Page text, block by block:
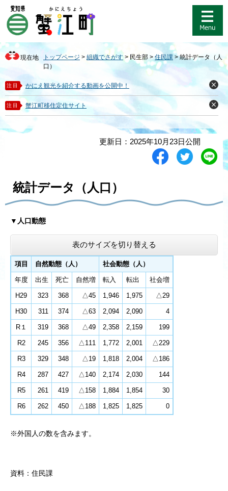
ジ
先
頭
で
す
。
ュ
を
飛
ば
し
て
本
文
現在地 トップページ > 組織でさがす > 民生部 >住民課 >統計データ（人
口）
注目 かにえ観光を紹介する動画を公開中！
閉
じ
る
注目 蟹江町移住定住サイト
閉
じ
更新日：2025年10月23日公開
シ
ツ
る
L
る
統計データ（人口）
▼ 人口動態
表のサイズを切り替える
項目 自然動態（人） 社会動態（人）
年度 出生 死亡 自然増 転入 転出 社会増
H29 323 368 △45 1,946 1,975 △29
H30 311 374 △63 2,094 2,090 4
R１ 319 368 △49 2,358 2,159 199
R2 245 356 △111 1,772 2,001 △229
R3 329 348 △19 1,818 2,004 △186
R4 287 427 △140 2,174 2,030 144
R5 261 419 △158 1,884 1,854 30
R6 262 450 △188 1,825 1,825 0
※外国人の数を含みます。
資料：住民課